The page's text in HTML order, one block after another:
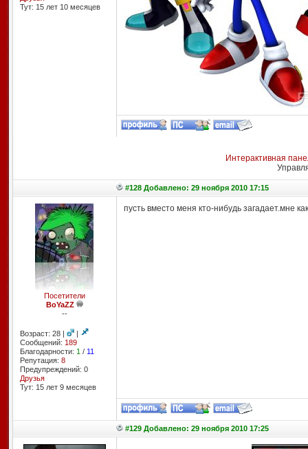
Тут: 15 лет 10 месяцев
Интерактивная
#128 Добавлено: 29 ноября 2010 17:15
Посетители
BoYaZZ
--
Возраст: 28 |
|
Сообщений: 189
Благодарности: 1 / 11
Репутация: 8
Предупреждений: 0
Друзья
Тут: 15 лет 9 месяцев
пусть вместо меня кто-нибудь загадает.мне
#129 Добавлено: 29 ноября 2010 17:25